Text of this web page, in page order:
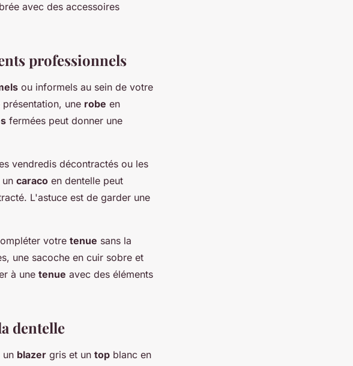
avec des accessoires
professionnels
ou informels au sein de votre
une robe en
fermées peut donner une
vendredis décontractés ou les
caraco en dentelle peut
L'astuce est de garder une
votre tenue sans la
une sacoche en cuir sobre et
à une tenue avec des éléments
dentelle
un blazer gris et un top blanc en